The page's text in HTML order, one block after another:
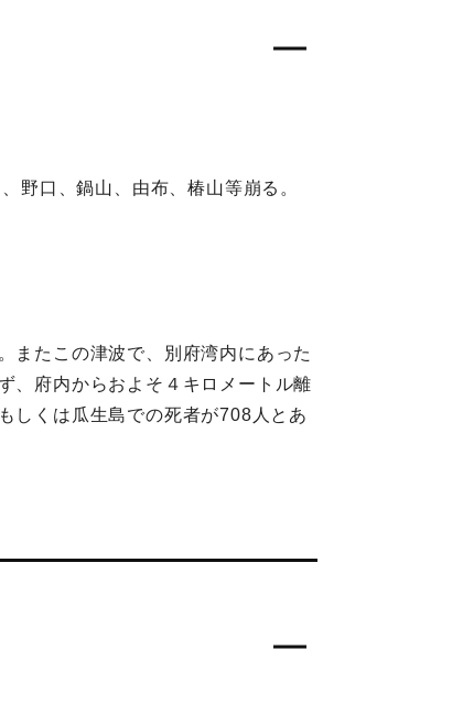
野口、鍋山、由布、椿山等崩る。
またこの津波で、別府湾内にあった
、府内からおよそ４キロメートル離
しくは瓜生島での死者が708人とあ